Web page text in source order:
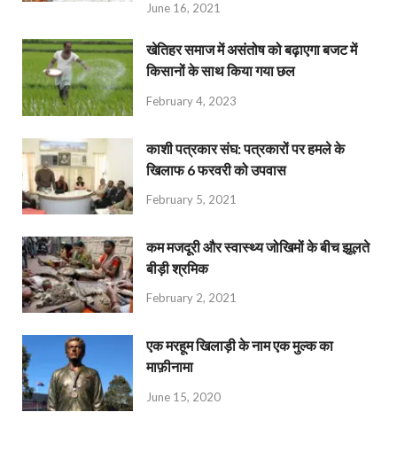
June 16, 2021
खेतिहर समाज में असंतोष को बढ़ाएगा बजट में
किसानों के साथ किया गया छल
February 4, 2023
काशी पत्रकार संघ: पत्रकारों पर हमले के
खिलाफ 6 फरवरी को उपवास
February 5, 2021
कम मजदूरी और स्वास्थ्य जोखिमों के बीच झूलते
बीड़ी श्रमिक
February 2, 2021
एक मरहूम खिलाड़ी के नाम एक मुल्क का
माफ़ीनामा
June 15, 2020